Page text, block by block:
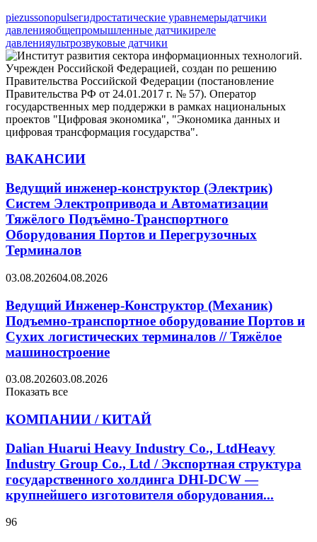
piezussonopulseгидростатические уравнемерыдатчики
давленияобщепромышленные датчикиреле
давленияультрозвуковые датчики
ВАКАНСИИ
Ведущий инженер-конструктор (Электрик)
Систем Электропривода и Автоматизации
Тяжёлого Подъёмно-Транспортного
Оборудования Портов и Перегрузочных
Терминалов
03.08.202604.08.2026
Ведущий Инженер-Конструктор (Механик)
Подъемно-транспортное оборудование Портов и
Сухих логистических терминалов // Тяжёлое
машиностроение
03.08.202603.08.2026
Показать все
КОМПАНИИ / КИТАЙ
Dalian Huarui Heavy Industry Co., LtdHeavy
Industry Group Co., Ltd / Экспортная структура
государственного холдинга DHI-DCW —
крупнейшего изготовителя оборудования...
96